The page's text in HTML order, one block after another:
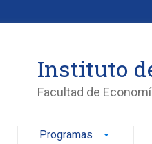
Instituto
Facultad de
Programas arrow_drop_down